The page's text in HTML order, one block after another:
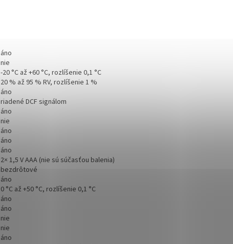
áno
nie
-20 °C až +60 °C, rozlíšenie 0,1 °C
20 % až 95 % RV, rozlíšenie 1 %
áno
riadené DCF signálom
áno
nie
áno
áno
áno
2× 1,5 V AAA (nie sú súčasťou balenia)
bezdrôtové
áno
0 °C až +50 °C, rozlíšenie 0,1 °C
áno
áno
nie
nie
áno